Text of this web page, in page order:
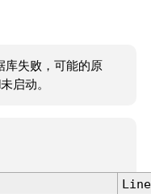
库失败，可能的原
启动。
Line